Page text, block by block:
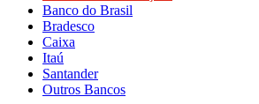
Banco do Brasil
Bradesco
Caixa
Itaú
Santander
Outros Bancos